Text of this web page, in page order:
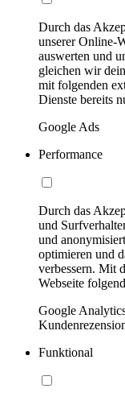
Durch das
unserer Online-
auswerten und
gleichen wir
mit folgenden
Dienste bereits
Google Ads
Performance
Durch das
und
und
optimieren und
verbessern. Mit
Webseite
Google
Funktional